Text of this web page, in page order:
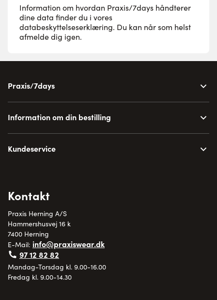
Information om hvordan Praxis/7days håndterer
dine data finder du i vores
databeskyttelseserklæring. Du kan når som helst
afmelde dig igen.
Praxis/7days
Information om din bestilling
Kundeservice
Kontakt
Praxis Herning A/S
Hammershusvej 16 k
7400 Herning
E-Mail: info@praxiswear.dk
97 12 82 82
Mandag-Torsdag kl. 9.00-16.00
Fredag kl. 9.00-14.30